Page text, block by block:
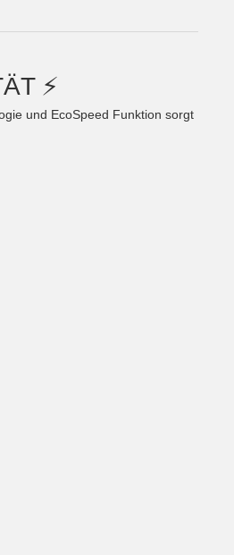
⚡
und EcoSpeed Funktion sorgt